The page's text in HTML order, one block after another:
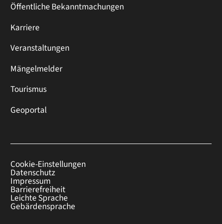
Öffentliche Bekanntmachungen
Karriere
Veranstaltungen
Mängelmelder
Tourismus
Geoportal
Cookie-Einstellungen
Datenschutz
Impressum
Barrierefreiheit
Leichte Sprache
Gebärdensprache